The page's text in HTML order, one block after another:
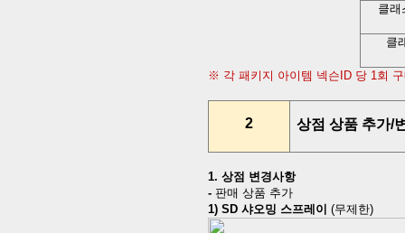
클래
클
※ 각 패키지 아이템 넥슨ID 당 1 회
2 상점 상품 추가/
1. 상점 변경사항
- 판매 상품 추가
1) SD 샤오밍 스프레이 (무제한)